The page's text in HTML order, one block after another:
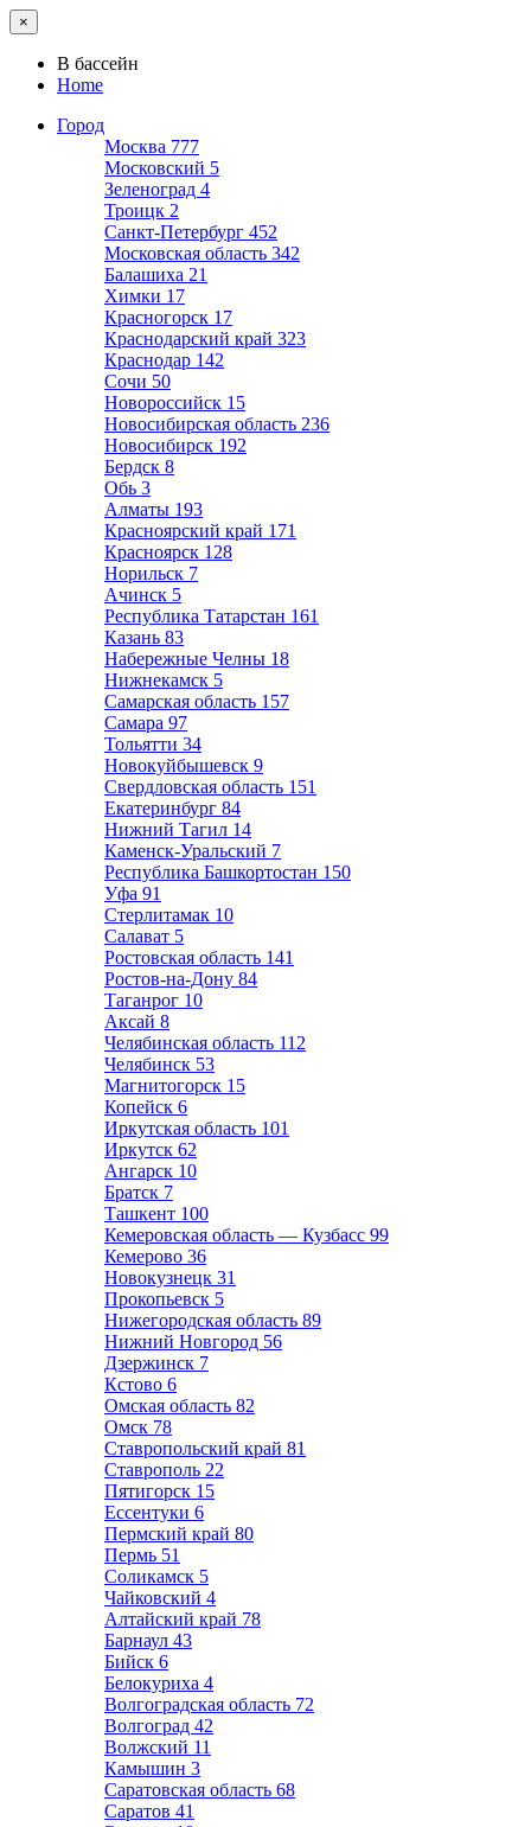
×
В бассейн
Home
Город
Москва 777
Московский 5
Зеленоград 4
Троицк 2
Санкт-Петербург 452
Московская область 342
Балашиха 21
Химки 17
Красногорск 17
Краснодарский край 323
Краснодар 142
Сочи 50
Новороссийск 15
Новосибирская область 236
Новосибирск 192
Бердск 8
Обь 3
Алматы 193
Красноярский край 171
Красноярск 128
Норильск 7
Ачинск 5
Республика Татарстан 161
Казань 83
Набережные Челны 18
Нижнекамск 5
Самарская область 157
Самара 97
Тольятти 34
Новокуйбышевск 9
Свердловская область 151
Екатеринбург 84
Нижний Тагил 14
Каменск-Уральский 7
Республика Башкортостан 150
Уфа 91
Стерлитамак 10
Салават 5
Ростовская область 141
Ростов-на-Дону 84
Таганрог 10
Аксай 8
Челябинская область 112
Челябинск 53
Магнитогорск 15
Копейск 6
Иркутская область 101
Иркутск 62
Ангарск 10
Братск 7
Ташкент 100
Кемеровская область — Кузбасс 99
Кемерово 36
Новокузнецк 31
Прокопьевск 5
Нижегородская область 89
Нижний Новгород 56
Дзержинск 7
Кстово 6
Омская область 82
Омск 78
Ставропольский край 81
Ставрополь 22
Пятигорск 15
Ессентуки 6
Пермский край 80
Пермь 51
Соликамск 5
Чайковский 4
Алтайский край 78
Барнаул 43
Бийск 6
Белокуриха 4
Волгоградская область 72
Волгоград 42
Волжский 11
Камышин 3
Саратовская область 68
Саратов 41